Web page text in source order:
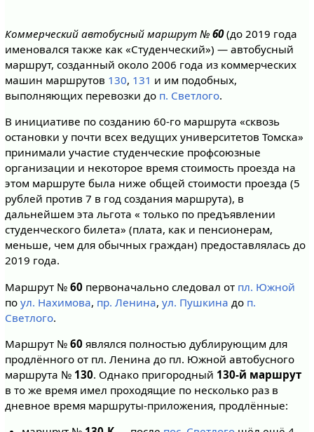
Коммерческий автобусный маршрут № 60(до 2019 года
именовался также как «Студенческий») — автобусный
маршрут, созданный около 2006 года из коммерческих
машин маршрутов 130, 131 и им подобных,
выполняющих перевозки до п. Светлого.
В инициативе по созданию 60-го маршрута «сквозь
остановки у почти всех ведущих университетов Томска»
принимали участие студенческие профсоюзные
организации и некоторое время стоимость проезда на
этом маршруте была ниже общей стоимости проезда (5
рублей против 7 в год создания маршрута), в
дальнейшем эта льгота « только по предъявлении
студенческого билета» (плата, как и пенсионерам,
меньше, чем для обычных граждан) предоставлялась до
2019 года.
Маршрут № 60первоначально следовал от пл. Южной
по ул. Нахимова, пр. Ленина, ул. Пушкина до п.
Светлого.
Маршрут № 60являлся полностью дублирующим для
продлённого от пл. Ленина до пл. Южной автобусного
маршрута № 130. Однако пригородный 130-й маршрут
в то же время имел проходящие по несколько раз в
дневное время маршруты-приложения, продлённые: